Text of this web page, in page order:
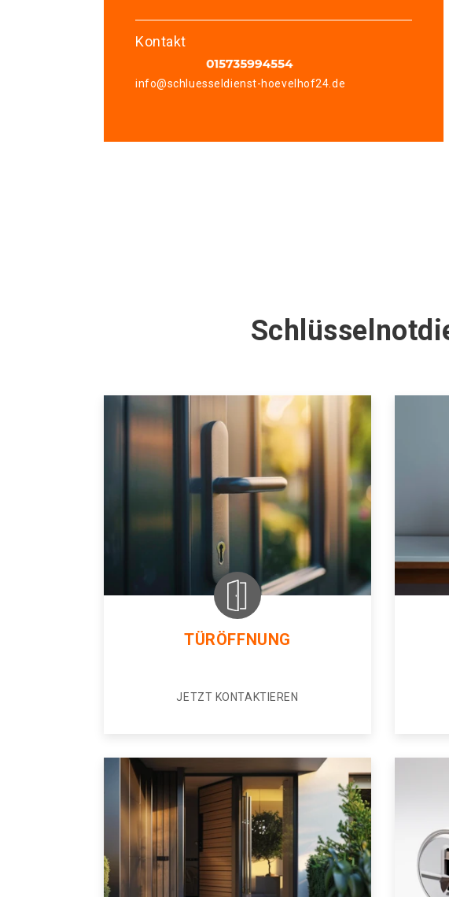
Kontakt
info@schluesseldienst-hoevelhof24.de
TÜRÖFFNUNG
JETZT KONTAKTIEREN